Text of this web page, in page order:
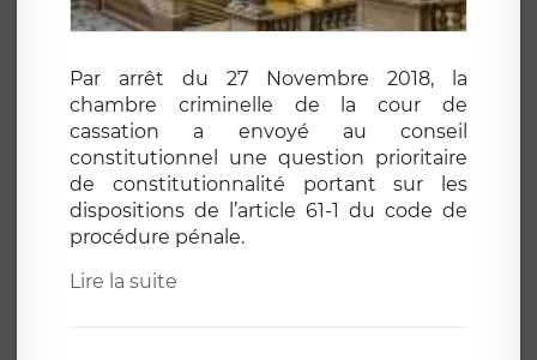
Par arrêt du 27 Novembre 2018, la
chambre criminelle de la cour de
cassation a envoyé au conseil
constitutionnel une question prioritaire
de constitutionnalité portant sur les
dispositions de l’article 61-1 du code de
procédure pénale.
Lire la suite